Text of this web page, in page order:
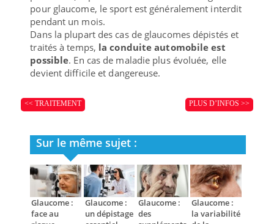
pour glaucome, le sport est généralement interdit
pendant un mois.
Dans la plupart des cas de glaucomes dépistés et
traités à temps, la conduite automobile est
possible. En cas de maladie plus évoluée, elle
devient difficile et dangereuse.
<< TRAITEMENT PLUS D’INFOS >>
Sur le même sujet :
Glaucome :
face au
Glaucome :
un dépistage
Glaucome :
des
Glaucome :
la variabilité